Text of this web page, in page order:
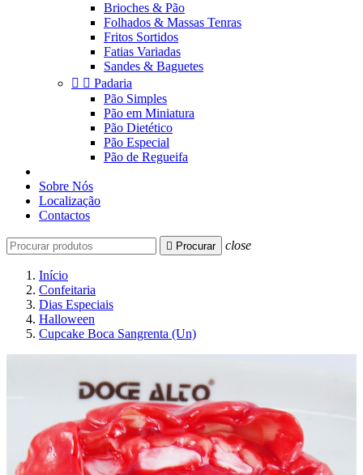
Brioches & Pão
Folhados & Massas Tenras
Fritos Sortidos
Fatias Variadas
Sandes & Baguetes
  Padaria
Pão Simples
Pão em Miniatura
Pão Dietético
Pão Especial
Pão de Regueifa
Sobre Nós
Localização
Contactos
 Procurar close
Início
Confeitaria
Dias Especiais
Halloween
Cupcake Boca Sangrenta (Un)